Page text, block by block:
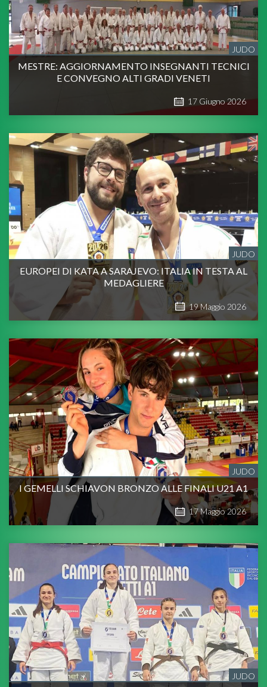
JUDO
MESTRE: AGGIORNAMENTO INSEGNANTI TECNICI
E CONVEGNO ALTI GRADI VENETI
17 Giugno 2026
JUDO
EUROPEI DI KATA A SARAJEVO: ITALIA IN TESTA AL
MEDAGLIERE
19Maggio 2026
JUDO
I GEMELLI SCHIAVON BRONZO ALLE FINALI U21 A1
17Maggio2026
JUDO